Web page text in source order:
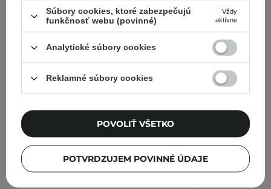
Ošetrujúci korektor pod
oči a na tvár - Nude - 10ml
The Saem - Cover
korektor v palete - 05
Dark Up Beige - 13.5g
Súbory cookies, ktoré zabezpečujú
funkčnosť webu (povinné)
Vždy
aktívne
Analytické súbory cookies
Reklamné súbory cookies
POTVRDZUJEM POVINNÉ ÚDAJE
POVOLIŤ VŠETKO